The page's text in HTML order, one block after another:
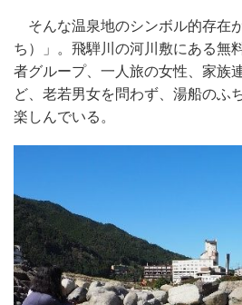
そんな温泉地のシンボル的存在
ち）」。飛騨川の河川敷にある無
者グループ、一人旅の女性、家族
ど、老若男女を問わず、湯船のふ
楽しんでいる。